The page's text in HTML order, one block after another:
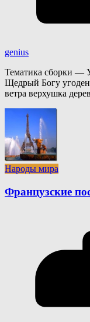
genius
Тематика сборки —
Щедрый Богу
ветра верхушка
Народы мира
Французские